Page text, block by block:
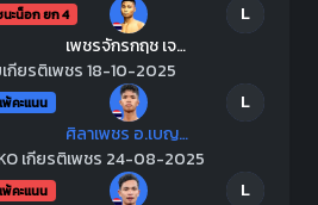
นะน็อก ยก 4
L
เพชรจักรกฤช เจศิษย์ทนายต๋อย
กียรติเพชร 18-10-2025
พ้คะแนน
L
ศิลาเพชร อ.เบญจมาศ
เกียรติเพชร 24-08-2025
พ้คะแนน
L